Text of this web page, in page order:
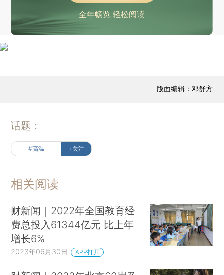
全年畅览 轻松阅读
版面编辑：邓舒方
话题：
#高温 +关注
相关阅读
财新闻｜2022年全国教育经
费总投入61344亿元 比上年
增长6%
2023年06月30日 APP打开